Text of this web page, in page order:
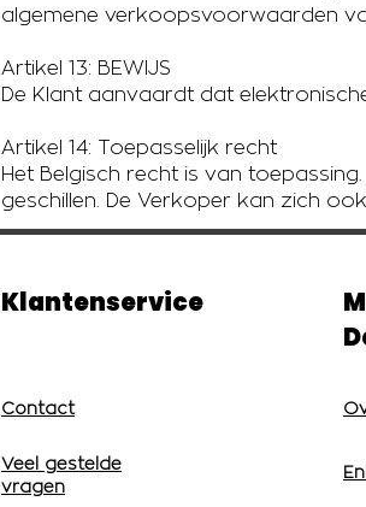
algemene verkoopsvoorwaarden
Artikel 13: BEWIJS
De Klant aanvaardt dat
Artikel 14: Toepasselijk recht
Het Belgisch recht is van
geschillen. De Verkoper kan zich
Klantenservice
Contact
Veel gestelde
vragen